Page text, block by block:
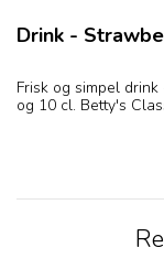
Drink -
Frisk og simpel
og 10 cl. Betty's